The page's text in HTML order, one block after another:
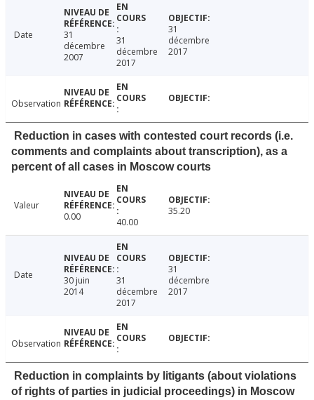
Date
31
décembre
2007
31
décembre
2017
31
décembre
2017
Observation
Reduction in cases with contested court records (i.e.
comments and complaints about transcription), as a
percent of all cases in Moscow courts
Valeur
0.00
40.00
35.20
Date
30 juin
2014
31
décembre
2017
31
décembre
2017
Observation
Reduction in complaints by litigants (about violations
of rights of parties in judicial proceedings) in Moscow